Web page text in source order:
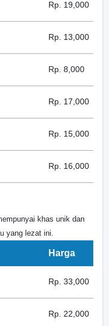
Rp. 19,000
Rp. 13,000
Rp. 8,000
Rp. 17,000
Rp. 15,000
Rp. 16,000
khas unik dan
yang lezat ini.
Harga
Rp. 33,000
Rp. 22,000